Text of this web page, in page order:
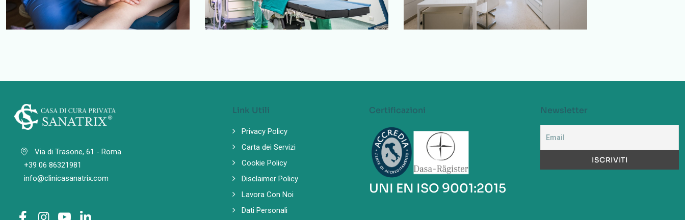
Check-Up
Check-Up
Chirurgia
Chirurgia
Ambulatori
Ambulatori
Via di Trasone, 61 - Roma
+39 06 86321981
info@clinicasanatrix.com
Link Utili
Privacy Policy
Carta dei Servizi
Cookie Policy
Disclaimer Policy
Lavora Con Noi
Dati Personali
Certificazioni
UNI EN ISO 9001:2015
Newsletter